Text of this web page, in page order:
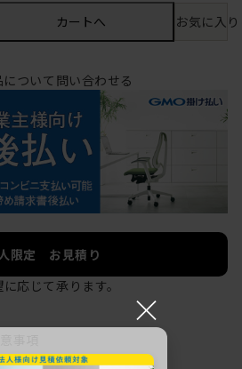
カートへ お気に入
について問い合わせる
限定 お見積り
応じて承ります。
×